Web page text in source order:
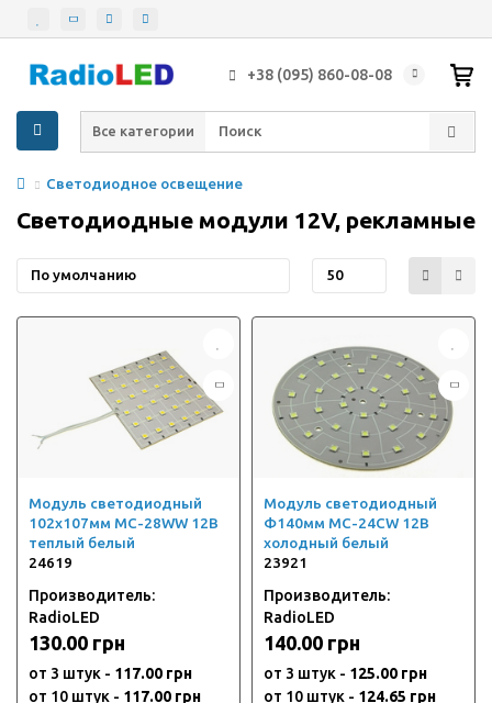
+38 (095) 860-08-08
Все категории
Светодиодное освещение
Светодиодные модули 12V, рекламные
Модуль светодиодный
102x107мм MC-28WW 12В
теплый белый
24619
Производитель:
RadioLED
130.00 грн
от 3 штук - 117.00 грн
от 10 штук - 117.00 грн
Модуль светодиодный
Ф140мм MC-24CW 12В
холодный белый
23921
Производитель:
RadioLED
140.00 грн
от 3 штук - 125.00 грн
от 10 штук - 124.65 грн